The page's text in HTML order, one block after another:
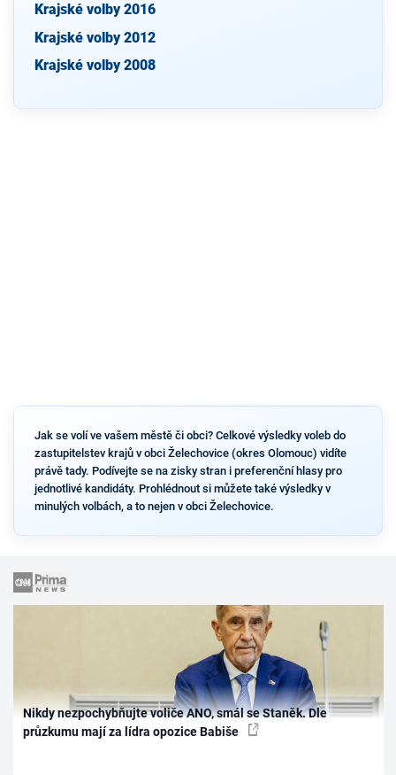
Krajské volby 2016
Krajské volby 2012
Krajské volby 2008
Jak se volí ve vašem městě či obci? Celkové výsledky voleb do
zastupitelstev krajů v obci Želechovice (okres Olomouc) vidíte
právě tady. Podívejte se na zisky stran i preferenční hlasy pro
jednotlivé kandidáty. Prohlédnout si můžete také výsledky v
minulých volbách, a to nejen v obci Želechovice.
Nikdy nezpochybňujte voliče ANO, smál se Staněk. Dle
průzkumu mají za lídra opozice Babiše